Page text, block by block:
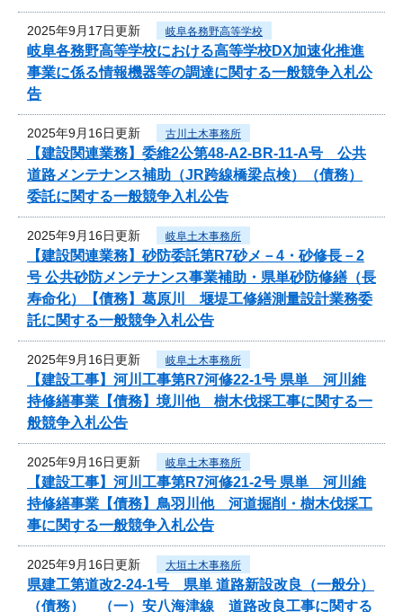
2025年9月17日更新 岐阜各務野高等学校
岐阜各務野高等学校における高等学校DX加速化推進
事業に係る情報機器等の調達に関する一般競争入札公
告
2025年9月16日更新 古川土木事務所
【建設関連業務】委維2公第48-A2-BR-11-A号 公共
道路メンテナンス補助（JR跨線橋梁点検）（債務）
委託に関する一般競争入札公告
2025年9月16日更新 岐阜土木事務所
【建設関連業務】砂防委託第R7砂メ－4・砂修長－2
号 公共砂防メンテナンス事業補助・県単砂防修繕（長
寿命化）【債務】葛原川 堰堤工修繕測量設計業務委
託に関する一般競争入札公告
2025年9月16日更新 岐阜土木事務所
【建設工事】河川工事第R7河修22-1号 県単 河川維
持修繕事業【債務】境川他 樹木伐採工事に関する一
般競争入札公告
2025年9月16日更新 岐阜土木事務所
【建設工事】河川工事第R7河修21-2号 県単 河川維
持修繕事業【債務】鳥羽川他 河道掘削・樹木伐採工
事に関する一般競争入札公告
2025年9月16日更新 大垣土木事務所
県建工第道改2-24-1号 県単 道路新設改良（一般分）
（債務） （一）安八海津線 道路改良工事に関する